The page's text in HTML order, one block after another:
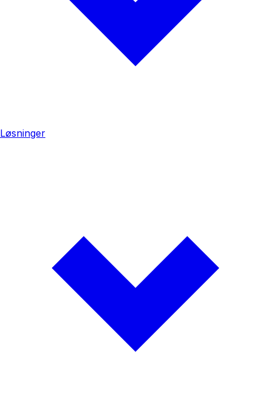
Løsninger